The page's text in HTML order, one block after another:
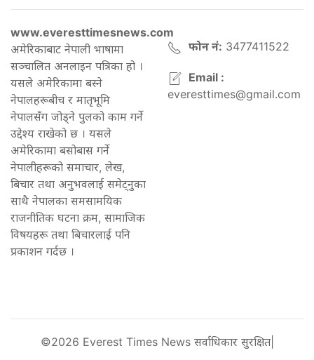
www.everesttimesnews.com
अमेरिकाबाट नेपाली भाषामा
सञ्चालित अनलाइन पत्रिका हो ।
यसले अमेरिकामा बस्ने
नेपालहरूबीच र मातृभूमि
नेपालसँग जोड्ने पुलको काम गर्ने
उद्देश्य राखेको छ । यसले
अमेरिकामा बसोबास गर्ने
नेपालीहरूको समाचार, लेख,
बिचार तथा अनुभवलाई समेट्नुका
साथै नेपालका समसामयिक
राजनीतिक घटना क्रम, सामाजिक
विषयहरू तथा बिचारलाई पनि
प्रकाशन गर्दछ ।
फोन नं: 3477411522
Email :
everesttimes@gmail.com
©2026 Everest Times News सर्वाधिकार सुरक्षित|